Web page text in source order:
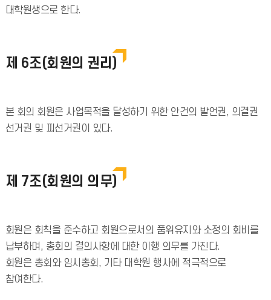
대학원생으로 한다.
제 6조(회원의 권리)
본 회의 회원은 사업목적을 달성하기 위한 안건의 발언권, 의결권
선거권 및 피선거권이 있다.
제 7조(회원의 의무)
회원은 회칙을 준수하고 회원으로서의 품위유지와 소정의 회비를
납부하며, 총회의 결의사항에 대한 이행 의무를 가진다.
회원은 총회와 임시총회, 기타 대학원 행사에 적극적으로
참여한다.